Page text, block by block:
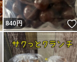
いいね！
840円